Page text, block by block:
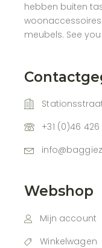
hebben buiten
meubels. See
Stationsstraat
+31 (0)46 426
Webshop
Mijn account
Winkelwagen